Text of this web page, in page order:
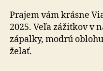
Prajem vám krásne
2025. Veľa zážitkov v
zápalky, modrú
želať.